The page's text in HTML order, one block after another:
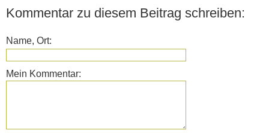
Kommentar zu diesem Beitrag schreiben:
Name, Ort:
Mein Kommentar: